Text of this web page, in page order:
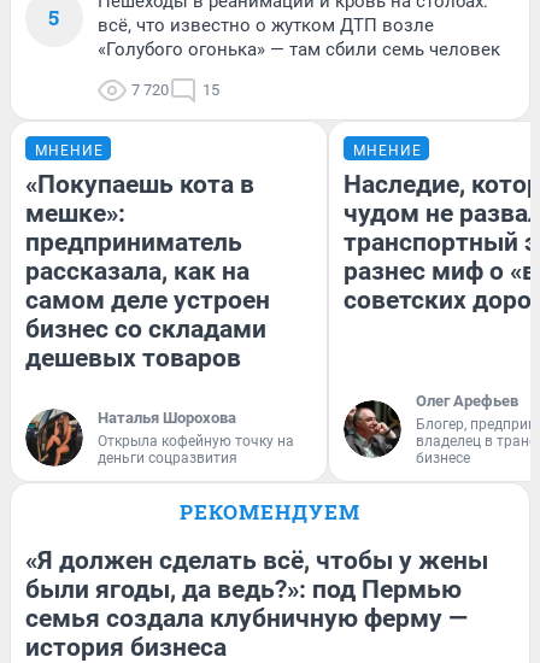
5
всё, что известно о жутком ДТП возле
«Голубого огонька» — там сбили семь человек
7 720 15
МНЕНИЕ
«Покупаешь кота в
мешке»:
предприниматель
рассказала, как на
самом деле устроен
бизнес со складами
дешевых товаров
Наталья Шорохова
Открыла кофейную точку на
деньги соцразвития
МНЕНИЕ
Наследие,
чудом не
транспортный
разнес миф о
советских
Олег Арефьев
Блогер,
владелец в
бизнесе
РЕКОМЕНДУЕМ
«Я должен сделать всё, чтобы у жены
были ягоды, да ведь?»: под Пермью
семья создала клубничную ферму —
история бизнеса